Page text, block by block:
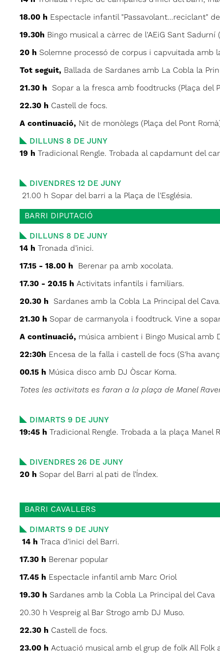
18.00 h Espectacle infantil "Passavolant...reciclant"
19.30h Bingo musical a càrrec de l'AEiG Sant Sadurní
20 h Solemne processó de corpus i capvuitada amb
Tot seguit, Ballada de Sardanes amb La Cobla la
21.30 h Sopar a la fresca amb foodtrucks (Plaça del
22.30 h Castell de focs.
A continuació, Nit de monòlegs (Plaça del Pont
DILLUNS 8 DE JUNY
19 h Tradicional Rengle. Trobada al capdamunt del
DIVENDRES 12 DE JUNY
21.00 h Sopar del barri a la Plaça de l'Església.
BARRI DIPUTACIÓ
DILLUNS 8 DE JUNY
14 h Tronada d’inici.
17.15 - 18.00 h Berenar pa amb xocolata.
17.30 - 20.15 h Activitats infantils i familiars.
20.30 h Sardanes amb la Cobla La Principal del
21.30 h Sopar de carmanyola i foodtruck. Vine a
A continuació, música ambient i Bingo Musical amb
22:30h Encesa de la falla i castell de focs (S'ha
00.15 h Música disco amb DJ Òscar Koma.
Totes les activitats es faran a la plaça de Manel
DIMARTS 9 DE JUNY
19:45 h Tradicional Rengle. Trobada a la plaça Manel
DIVENDRES 26 DE JUNY
20 h Sopar del Barri al pati de l’Índex.
BARRI CAVALLERS
DIMARTS 9 DE JUNY
14 h Traca d’inici del Barri.
17.30 h Berenar popular
17.45 h Espectacle infantil amb Marc Oriol
19.30 h Sardanes amb la Cobla La Principal del Cava
20.30 h Vespreig al Bar Strogo amb DJ Muso.
22.30 h Castell de focs.
23.00 h Actuació musical amb el grup de folk All Folk